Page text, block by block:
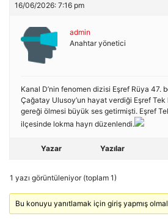
16/06/2026: 7:16 pm
admin
Anahtar yönetici
Kanal D’nin fenomen dizisi Eşref Rüya 47.
Çağatay Ulusoy’un hayat verdiği Eşref
gereği ölmesi büyük ses getirmişti. Eşref
ilçesinde lokma hayrı düzenlendi.
Yazar Yazılar
1 yazı görüntüleniyor (toplam 1)
Bu konuyu yanıtlamak için giriş yapmış